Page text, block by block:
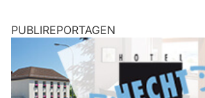
PUBLIREPORTAGEN